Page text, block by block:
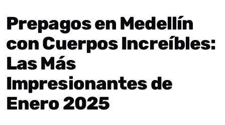
Prepagos en Medellín
con Cuerpos Increíbles:
Las Más
Impresionantes de
Enero 2025